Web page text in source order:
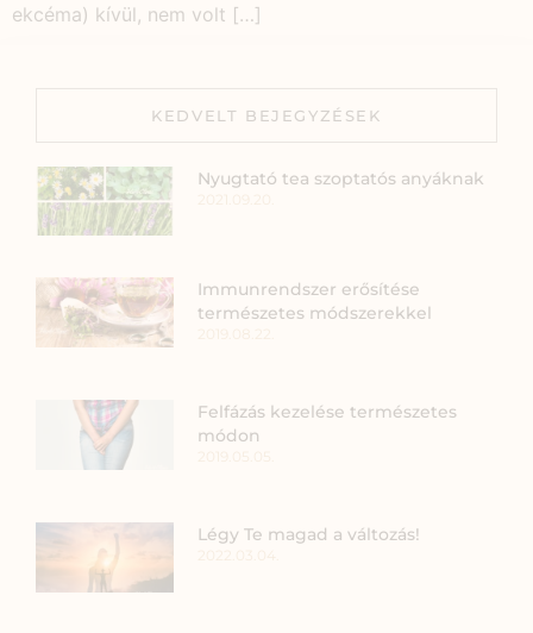
ekcéma) kívül, nem volt […]
KEDVELT BEJEGYZÉSEK
Nyugtató tea szoptatós anyáknak
Immunrendszer erősítése
természetes módszerekkel
Felfázás kezelése természetes
módon
Légy Te magad a változás!